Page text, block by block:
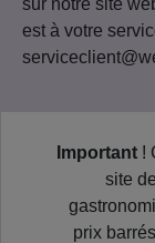
est à votre
Important !
site
prix